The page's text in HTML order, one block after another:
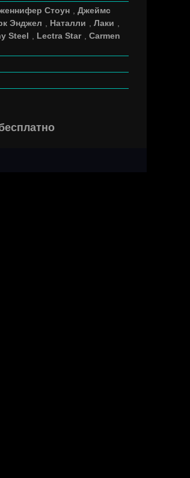
Стоун
Джеймс
Энджел Наталли Лаки
Steel Lectra Star
Carmen